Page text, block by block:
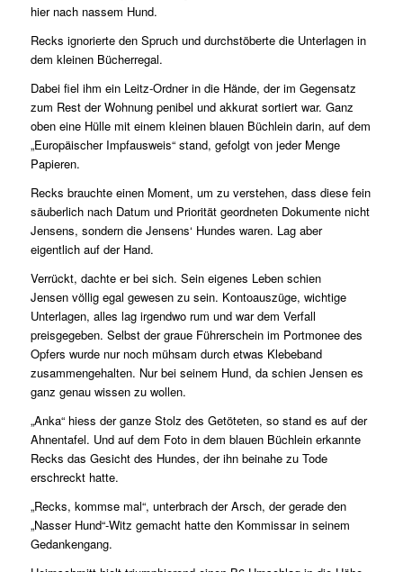
hier nach nassem Hund.
Recks ignorierte den Spruch und durchstöberte die Unterlagen in
dem kleinen Bücherregal.
Dabei fiel ihm ein Leitz-Ordner in die Hände, der im Gegensatz
zum Rest der Wohnung penibel und akkurat sortiert war. Ganz
oben eine Hülle mit einem kleinen blauen Büchlein darin, auf dem
„Europäischer Impfausweis“ stand, gefolgt von jeder Menge
Papieren.
Recks brauchte einen Moment, um zu verstehen, dass diese fein
säuberlich nach Datum und Priorität geordneten Dokumente nicht
Jensens, sondern die Jensens‘ Hundes waren. Lag aber
eigentlich auf der Hand.
Verrückt, dachte er bei sich. Sein eigenes Leben schien
Jensen völlig egal gewesen zu sein. Kontoauszüge, wichtige
Unterlagen, alles lag irgendwo rum und war dem Verfall
preisgegeben. Selbst der graue Führerschein im Portmonee des
Opfers wurde nur noch mühsam durch etwas Klebeband
zusammengehalten. Nur bei seinem Hund, da schien Jensen es
ganz genau wissen zu wollen.
„Anka“ hiess der ganze Stolz des Getöteten, so stand es auf der
Ahnentafel. Und auf dem Foto in dem blauen Büchlein erkannte
Recks das Gesicht des Hundes, der ihn beinahe zu Tode
erschreckt hatte.
„Recks, kommse mal“, unterbrach der Arsch, der gerade den
„Nasser Hund“-Witz gemacht hatte den Kommissar in seinem
Gedankengang.